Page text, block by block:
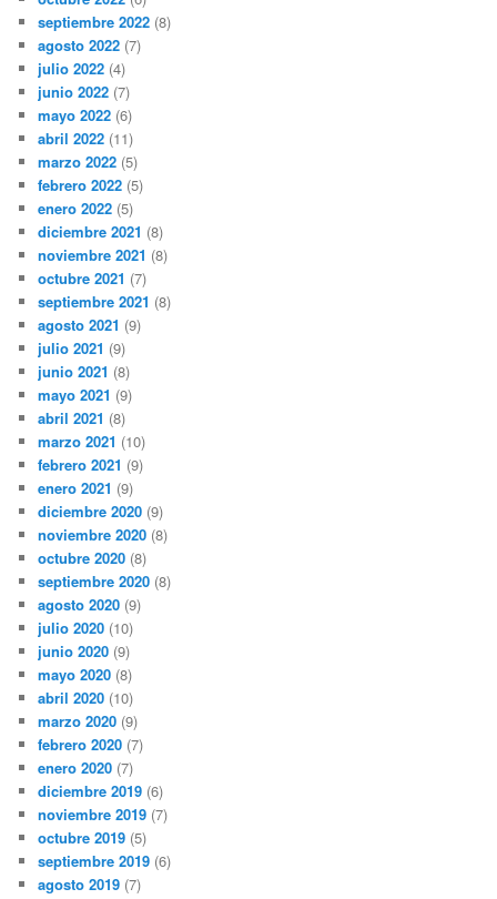
septiembre 2022 (8)
agosto 2022 (7)
julio 2022 (4)
junio 2022 (7)
mayo 2022 (6)
abril 2022 (11)
marzo 2022 (5)
febrero 2022 (5)
enero 2022 (5)
diciembre 2021 (8)
noviembre 2021 (8)
octubre 2021 (7)
septiembre 2021 (8)
agosto 2021 (9)
julio 2021 (9)
junio 2021 (8)
mayo 2021 (9)
abril 2021 (8)
marzo 2021 (10)
febrero 2021 (9)
enero 2021 (9)
diciembre 2020 (9)
noviembre 2020 (8)
octubre 2020 (8)
septiembre 2020 (8)
agosto 2020 (9)
julio 2020 (10)
junio 2020 (9)
mayo 2020 (8)
abril 2020 (10)
marzo 2020 (9)
febrero 2020 (7)
enero 2020 (7)
diciembre 2019 (6)
noviembre 2019 (7)
octubre 2019 (5)
septiembre 2019 (6)
agosto 2019 (7)